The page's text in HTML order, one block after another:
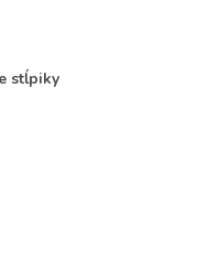
stĺpiky